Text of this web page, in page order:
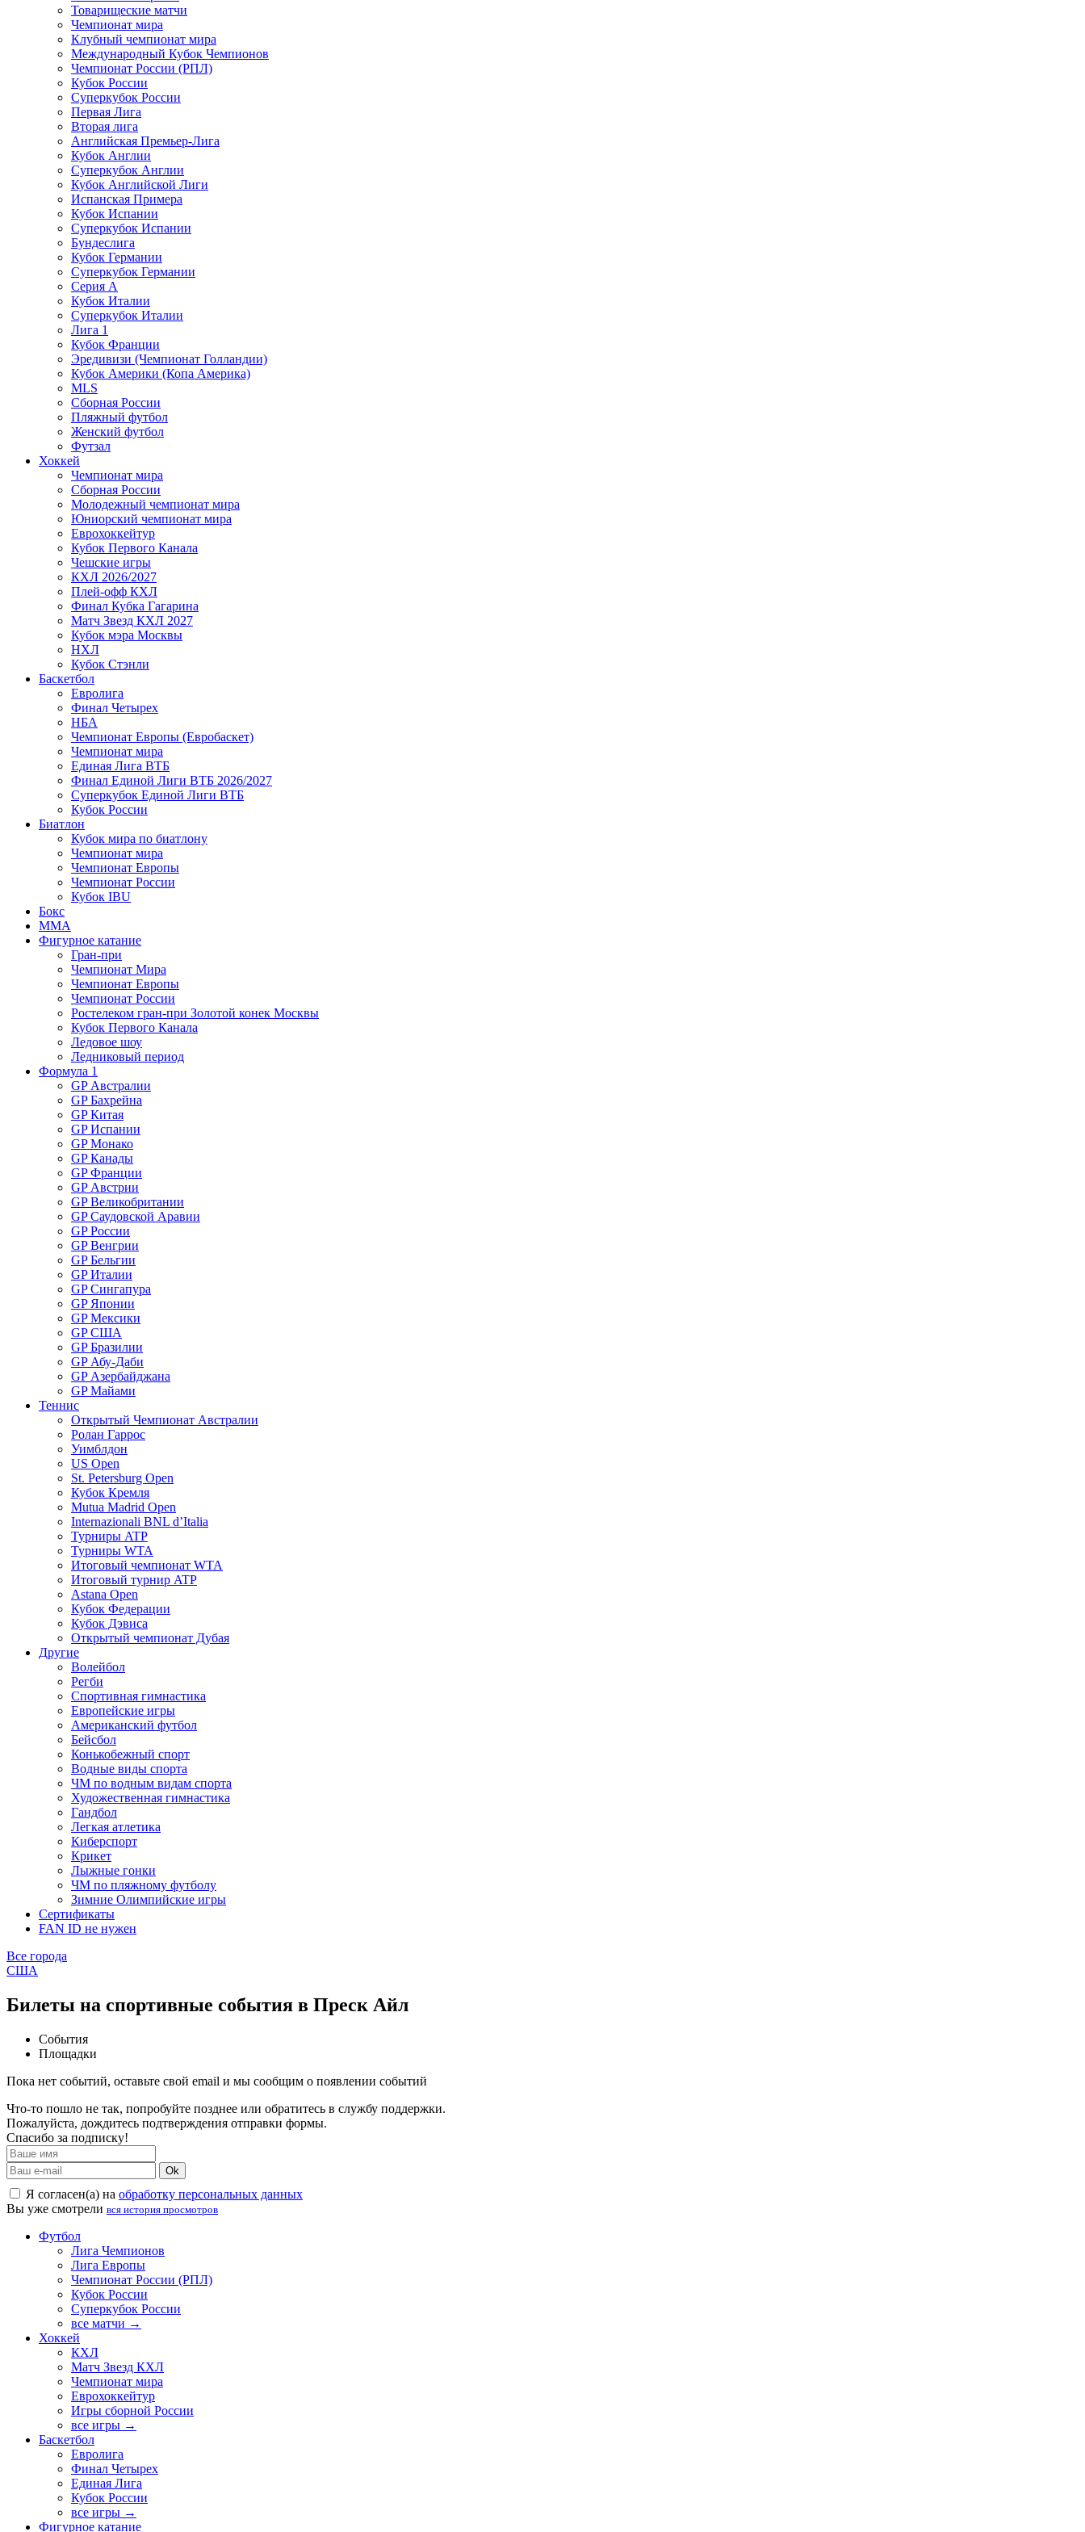
Товарищеские матчи
Чемпионат мира
Клубный чемпионат мира
Международный Кубок Чемпионов
Чемпионат России (РПЛ)
Кубок России
Суперкубок России
Первая Лига
Вторая лига
Английская Премьер-Лига
Кубок Англии
Суперкубок Англии
Кубок Английской Лиги
Испанская Примера
Кубок Испании
Суперкубок Испании
Бундеслига
Кубок Германии
Суперкубок Германии
Серия А
Кубок Италии
Суперкубок Италии
Лига 1
Кубок Франции
Эредивизи (Чемпионат Голландии)
Кубок Америки (Копа Америка)
MLS
Сборная России
Пляжный футбол
Женский футбол
Футзал
Хоккей
Чемпионат мира
Сборная России
Молодежный чемпионат мира
Юниорский чемпионат мира
Еврохоккейтур
Кубок Первого Канала
Чешские игры
КХЛ 2026/2027
Плей-офф КХЛ
Финал Кубка Гагарина
Матч Звезд КХЛ 2027
Кубок мэра Москвы
НХЛ
Кубок Стэнли
Баскетбол
Евролига
Финал Четырех
НБА
Чемпионат Европы (Евробаскет)
Чемпионат мира
Единая Лига ВТБ
Финал Единой Лиги ВТБ 2026/2027
Суперкубок Единой Лиги ВТБ
Кубок России
Биатлон
Кубок мира по биатлону
Чемпионат мира
Чемпионат Европы
Чемпионат России
Кубок IBU
Бокс
MMA
Фигурное катание
Гран-при
Чемпионат Мира
Чемпионат Европы
Чемпионат России
Ростелеком гран-при Золотой конек Москвы
Кубок Первого Канала
Ледовое шоу
Ледниковый период
Формула 1
GP Австралии
GP Бахрейна
GP Китая
GP Испании
GP Монако
GP Канады
GP Франции
GP Австрии
GP Великобритании
GP Саудовской Аравии
GP России
GP Венгрии
GP Бельгии
GP Италии
GP Сингапура
GP Японии
GP Мексики
GP США
GP Бразилии
GP Абу-Даби
GP Азербайджана
GP Майами
Теннис
Открытый Чемпионат Австралии
Ролан Гаррос
Уимблдон
US Open
St. Petersburg Open
Кубок Кремля
Mutua Madrid Open
Internazionali BNL d’Italia
Турниры ATP
Турниры WTA
Итоговый чемпионат WTA
Итоговый турнир ATP
Astana Open
Кубок Федерации
Кубок Дэвиса
Открытый чемпионат Дубая
Другие
Волейбол
Регби
Спортивная гимнастика
Европейские игры
Американский футбол
Бейсбол
Конькобежный спорт
Водные виды спорта
ЧМ по водным видам спорта
Художественная гимнастика
Гандбол
Легкая атлетика
Киберспорт
Крикет
Лыжные гонки
ЧМ по пляжному футболу
Зимние Олимпийские игры
Сертификаты
FAN ID не нужен
Все города
США
Билеты на спортивные события в Преск Айл
События
Площадки
Пока нет событий, оставьте свой email и мы сообщим о появлении событий
Что-то пошло не так, попробуйте позднее или обратитесь в службу поддержки.
Пожалуйста, дождитесь подтверждения отправки формы.
Спасибо за подписку!
Ok
Я согласен(а) на обработку персональных данных
Вы уже смотрели вся история просмотров
Футбол
Лига Чемпионов
Лига Европы
Чемпионат России (РПЛ)
Кубок России
Суперкубок России
все матчи →
Хоккей
КХЛ
Матч Звезд КХЛ
Чемпионат мира
Еврохоккейтур
Игры сборной России
все игры →
Баскетбол
Евролига
Финал Четырех
Единая Лига
Кубок России
все игры →
Фигурное катание